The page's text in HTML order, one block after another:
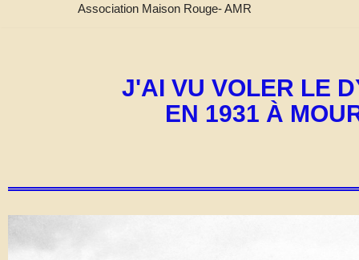
Association Maison Rouge- AMR
J'AI VU VOLER LE
EN 1931 À